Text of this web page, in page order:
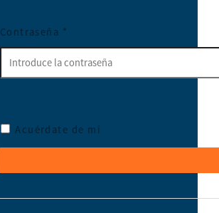
Contraseña *
Acuérdate de mí